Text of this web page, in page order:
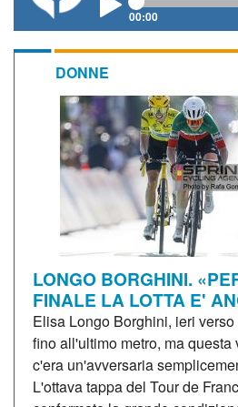
00:00
DONNE
LONGO BORGHINI.
FINALE LA LOTTA E'
Elisa Longo Borghini, ieri
fino all'ultimo metro, ma questa
c'era un'avversaria
L'ottava tappa del Tour de